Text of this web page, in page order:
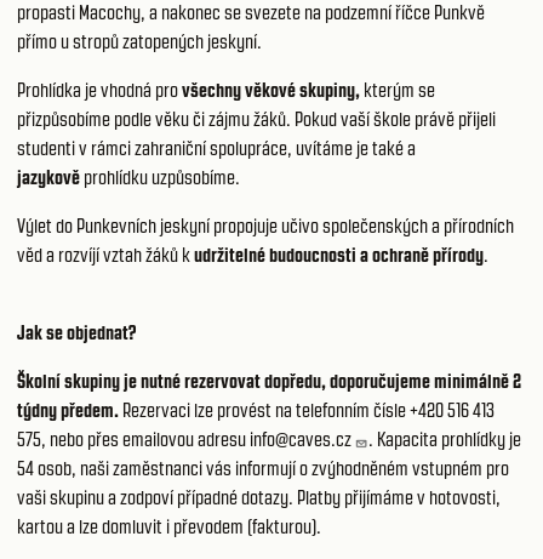
propasti Macochy, a nakonec se svezete na podzemní říčce Punkvě
přímo u stropů zatopených jeskyní.
Prohlídka je vhodná provšechny věkové skupiny, kterým se
přizpůsobíme podle věku či zájmu žáků. Pokud vaší škole právě přijeli
studenti v rámci zahraniční spolupráce, uvítáme je také a
jazykově prohlídku uzpůsobíme.
Výlet do Punkevních jeskyní propojuje učivo společenských a přírodních
věd a rozvíjí vztah žáků kudržitelné budoucnosti a ochraně přírody.
Jak se objednat?
Školní skupiny je nutné rezervovat dopředu, doporučujeme minimálně 2
týdny předem. Rezervaci lze provést na telefonním čísle +420 516 413
575, nebo přes emailovou adresu info@caves.cz
. Kapacita prohlídky je
54 osob, naši zaměstnanci vás informují o zvýhodněném vstupném pro
vaši skupinu a zodpoví případné dotazy. Platby přijímáme v hotovosti,
kartou a lze domluvit i převodem (fakturou).